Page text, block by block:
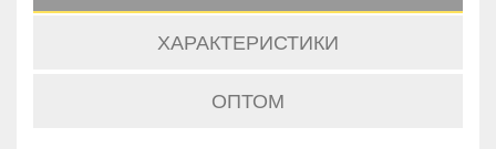
ХАРАКТЕРИСТИКИ
ОПТОМ